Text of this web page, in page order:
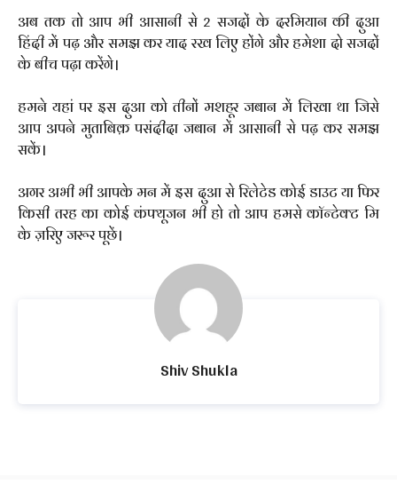
अब तक तो आप भी आसानी से 2 सजदों के दरमियान की दुआ
हिंदी में पढ़ और समझ कर याद रख लिए होंगे और हमेशा दो सजदों
के बीच पढ़ा करेंगे।
हमने यहां पर इस दुआ को तीनों मशहूर जबान में लिखा था जिसे
आप अपने मुताबिक़ पसंदीदा जबान में आसानी से पढ़ कर समझ
सकें।
अगर अभी भी आपके मन में इस दुआ से रिलेटेड कोई डाउट या फिर
किसी तरह का कोई कंफ्यूजन भी हो तो आप हमसे कॉन्टेक्ट मि
के ज़रिए जरूर पूछें।
Shiv Shukla